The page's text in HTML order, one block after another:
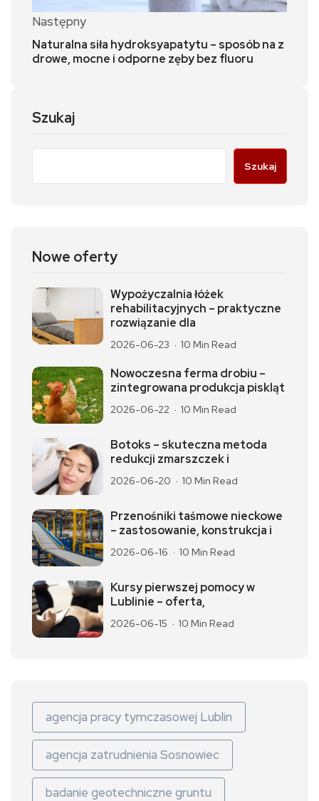
Następny
Naturalna siła hydroksyapatytu – sposób na z
drowe, mocne i odporne zęby bez fluoru
Szukaj
Szukaj
Nowe oferty
Wypożyczalnia łóżek
rehabilitacyjnych – praktyczne
rozwiązanie dla
2026-06-23 10 Min Read
Nowoczesna ferma drobiu –
zintegrowana produkcja piskląt
2026-06-22 10 Min Read
Botoks – skuteczna metoda
redukcji zmarszczek i
2026-06-20 10 Min Read
Przenośniki taśmowe nieckowe
– zastosowanie, konstrukcja i
2026-06-16 10 Min Read
Kursy pierwszej pomocy w
Lublinie – oferta,
2026-06-15 10 Min Read
agencja pracy tymczasowej Lublin
agencja zatrudnienia Sosnowiec
badanie geotechniczne gruntu